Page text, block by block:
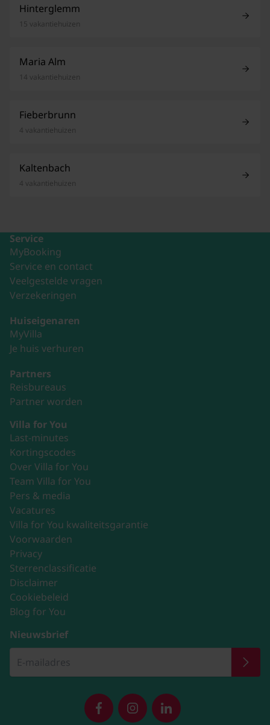
Hinterglemm
15 vakantiehuizen
Maria Alm
14 vakantiehuizen
Fieberbrunn
4 vakantiehuizen
Kaltenbach
4 vakantiehuizen
Service
MyBooking
Service en contact
Veelgestelde vragen
Verzekeringen
Huiseigenaren
MyVilla
Je huis verhuren
Partners
Reisbureaus
Partner worden
Villa for You
Last-minutes
Kortingscodes
Over Villa for You
Team Villa for You
Pers & media
Vacatures
Villa for You kwaliteitsgarantie
Voorwaarden
Privacy
Sterrenclassificatie
Disclaimer
Cookiebeleid
Blog for You
Nieuwsbrief